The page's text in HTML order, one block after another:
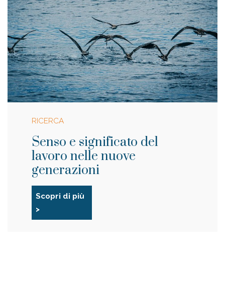
RICERCA
Senso e significato del
lavoro nelle nuove
generazioni
Scopri di più
>